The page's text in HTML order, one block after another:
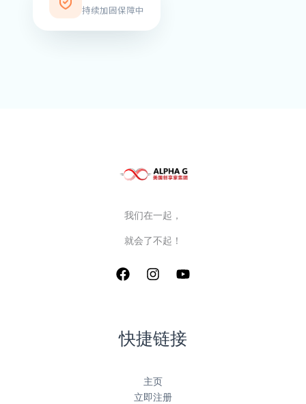
持续加固保障中
我们在一起，
就会了不起！
快捷链接
主页
立即注册